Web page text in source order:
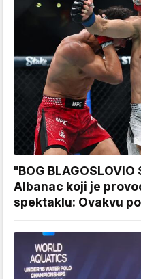
"BOG
Albanac koji je
spektaklu: Ovakvu